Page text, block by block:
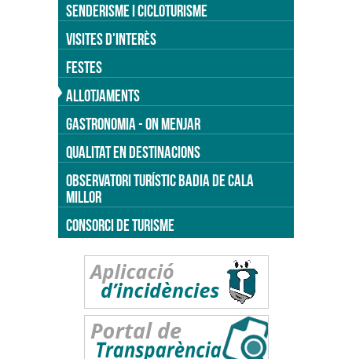
SENDERISME I CICLOTURISME
VISITES D'INTERÈS
FESTES
ALLOTJAMENTS
GASTRONOMIA - ON MENJAR
QUALITAT EN DESTINACIONS
OBSERVATORI TURÍSTIC BADIA DE CALA
MILLOR
CONSORCI DE TURISME